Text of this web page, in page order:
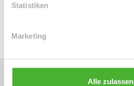
Statistiken
Marketing
Alle zulassen
info@le-apis-immobilien.de